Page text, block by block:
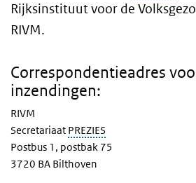
Rijksinstituut voor de
RIVM.
Correspondentieadres
inzendingen:
RIVM
Secretariaat PREZIES
Postbus 1, postbak 75
3720 BA Bilthoven